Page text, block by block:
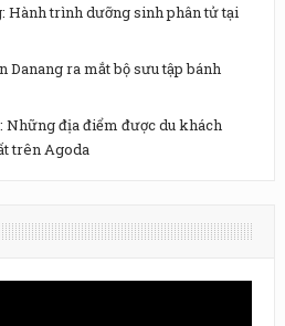
Hành trình dưỡng sinh phân tử tại
Danang ra mắt bộ sưu tập bánh
Những địa điểm được du khách
trên Agoda